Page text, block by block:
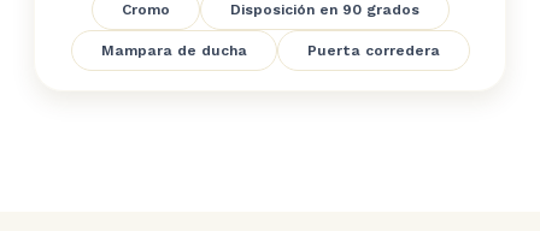
Cromo Disposición en 90 grados
Mampara de ducha Puerta corredera